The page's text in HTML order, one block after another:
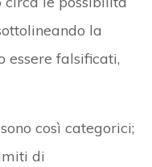
la
essere falsificati,
così categorici;
di